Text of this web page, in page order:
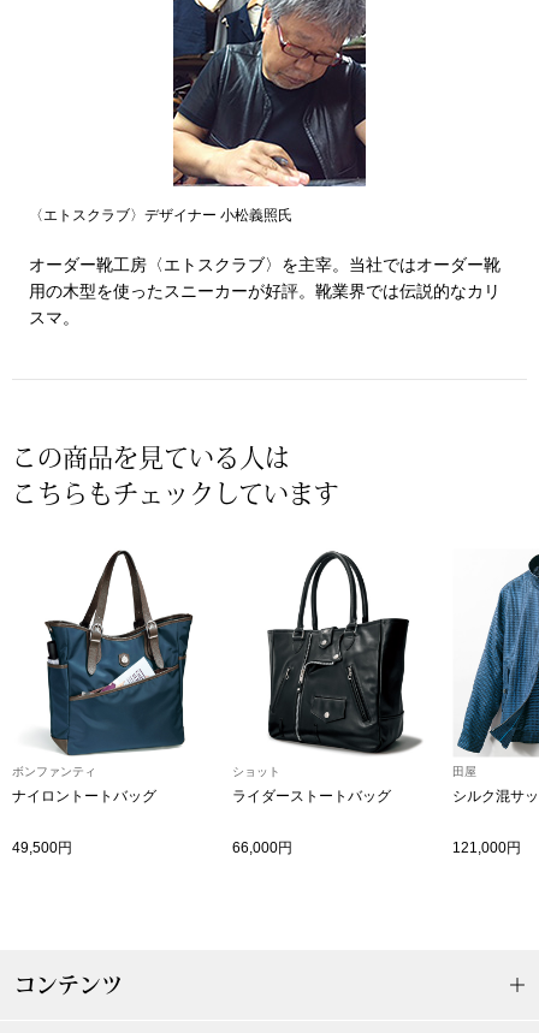
すべて見る
ズ
ブレスレット
マフラー／ス
スカーフ／ス
手袋
ベルト
〈エトスクラブ〉デザイナー 小松義照氏
オーダー靴工房〈エトスクラブ〉を主宰。当社ではオーダー靴
用の木型を使ったスニーカーが好評。靴業界では伝説的なカリ
スマ。
この商品を見ている人は
こちらもチェックしています
ボンファンティ
ナイロントートバッグ
49,500円
ショット
ライダーストートバッグ
66,000円
田屋
シルク混サ
121,000円
コンテンツ